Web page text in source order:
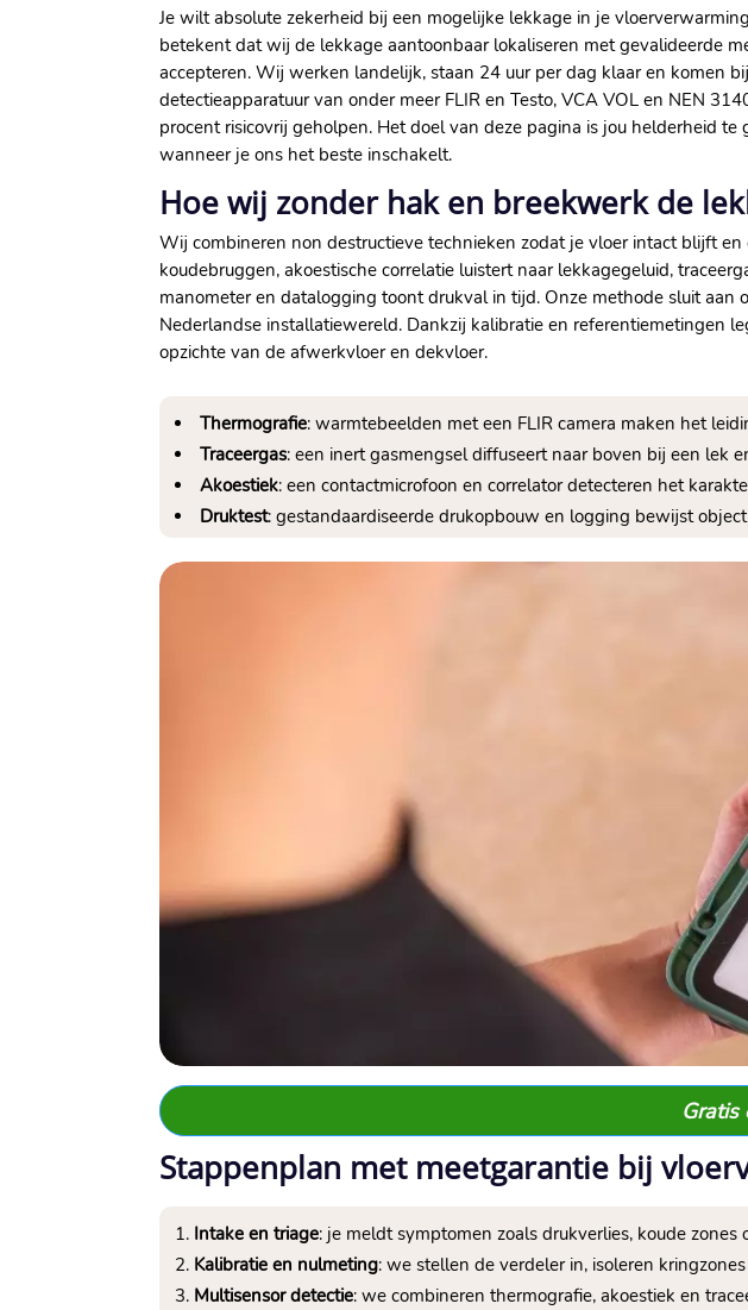
Je wilt absolute zekerheid bij een mogelijke lekkage in je
betekent dat wij de lekkage aantoonbaar lokaliseren met gevalideerde
accepteren.​ Wij werken landelijk, staan 24 uur per dag klaar en komen
detectieapparatuur van onder meer FLIR en Testo, VCA VOL en NEN
procent risicovrij geholpen.​ Het doel van deze pagina is jou helderheid
wanneer je ons het beste inschakelt.​
Hoe wij zonder hak en breekwerk de
Wij combineren non destructieve technieken zodat je vloer intact blijft
koudebruggen, akoestische correlatie luistert naar lekkagegeluid,
manometer en datalogging toont drukval in tijd.​ Onze methode sluit
Nederlandse installatiewereld.​ Dankzij kalibratie en referentiemetingen
opzichte van de afwerkvloer en dekvloer.​
Thermografie: warmtebeelden met een FLIR camera maken het
Traceergas: een inert gasmengsel diffuseert naar boven bij een lek
Akoestiek: een contactmicrofoon en correlator detecteren het
Druktest: gestandaardiseerde drukopbouw en logging bewijst
Gratis
Stappenplan met meetgarantie bij
Intake en triage: je meldt symptomen zoals drukverlies, koude
Kalibratie en nulmeting: we stellen de verdeler in, isoleren
Multisensor detectie: we combineren thermografie, akoestiek en